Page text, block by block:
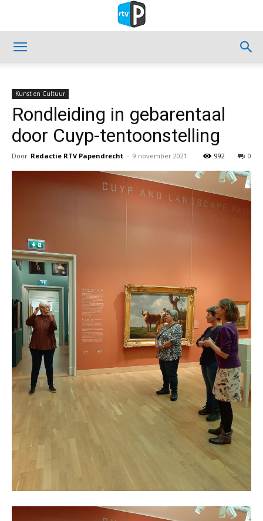
Kunst en Cultuur
Rondleiding in gebarentaal
door Cuyp-tentoonstelling
Door Redactie RTV Papendrecht - 9 november 2021 0
992